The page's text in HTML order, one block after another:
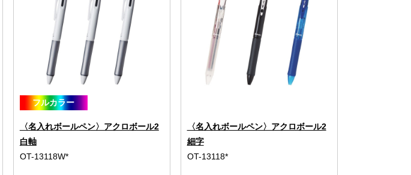
フルカラー
〈名入れボールペン〉アクロボール2
白軸
OT-13118W*
〈名入れボールペン〉アクロボール2
細字
OT-13118*